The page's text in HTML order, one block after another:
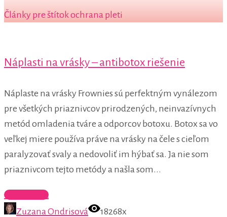
Články pre štítok ochrana pleti
Náplasti na vrásky – antibotox riešenie
Náplaste na vrásky Frownies sú perfektným vynálezom
pre všetkých priaznivcov prirodzených, neinvazívnych
metód omladenia tváre a odporcov botoxu. Botox sa vo
veľkej miere používa práve na vrásky na čele s cieľom
paralyzovať svaly a nedovoliť im hýbať sa. Ja nie som
priaznivcom tejto metódy a našla som...
Celý článok
Zuzana Ondrisová
18268x